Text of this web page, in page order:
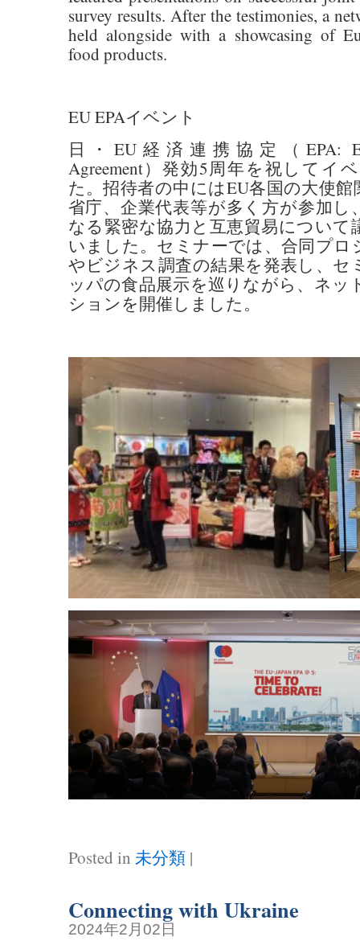
survey results. After the testimonies, a
held alongside with a showcasing of
food products.
EU EPAイベント
日・EU経済連携協定（EPA:
Agreement）発効5周年を祝してイ
た。招待者の中にはEU各国の大使
省庁、企業代表等が多く方が参加し
なる緊密な協力と互恵貿易について
いました。セミナーでは、合同プロ
やビジネス調査の結果を発表し、セ
ッパの食品展示を巡りながら、ネッ
ションを開催しました。
Posted in 未分類|
Connecting with Ukraine
2024年2月02日